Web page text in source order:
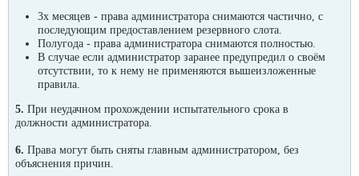
3х месяцев - права администратора снимаются частично, с
последующим предоставлением резервного слота.
Полугода - права администратора снимаются полностью.
В случае если администратор заранее предупредил о своём
отсутствии, то к нему не применяются вышеизложенные
правила.
5. При неудачном прохождении испытательного срока в
должности администратора.
6. Права могут быть сняты главным администратором , без
объяснения причин.